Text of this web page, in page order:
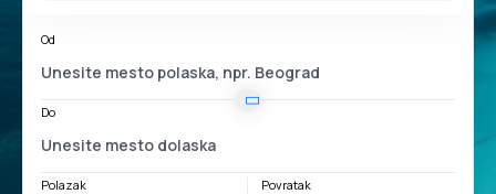
Od
Do
Polazak Povratak